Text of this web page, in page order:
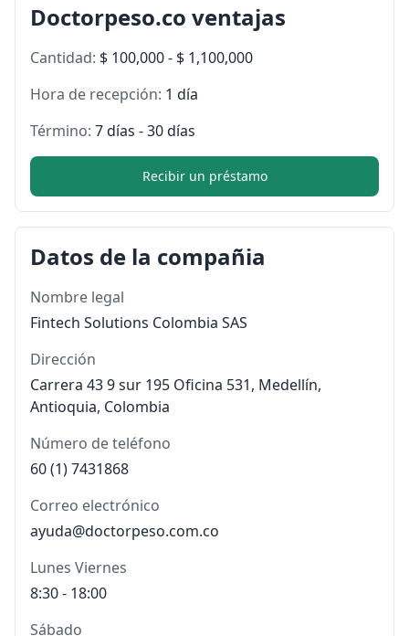
Doctorpeso.co ventajas
Cantidad: $ 100,000 - $ 1,100,000
Hora de recepción: 1 día
Término: 7 días - 30 días
Recibir un préstamo
Datos de la compañia
Nombre legal
Fintech Solutions Colombia SAS
Dirección
Carrera 43 9 sur 195 Oficina 531, Medellín,
Antioquia, Colombia
Número de teléfono
60 (1) 7431868
Correo electrónico
ayuda@doctorpeso.com.co
Lunes Viernes
8:30 - 18:00
Sábado